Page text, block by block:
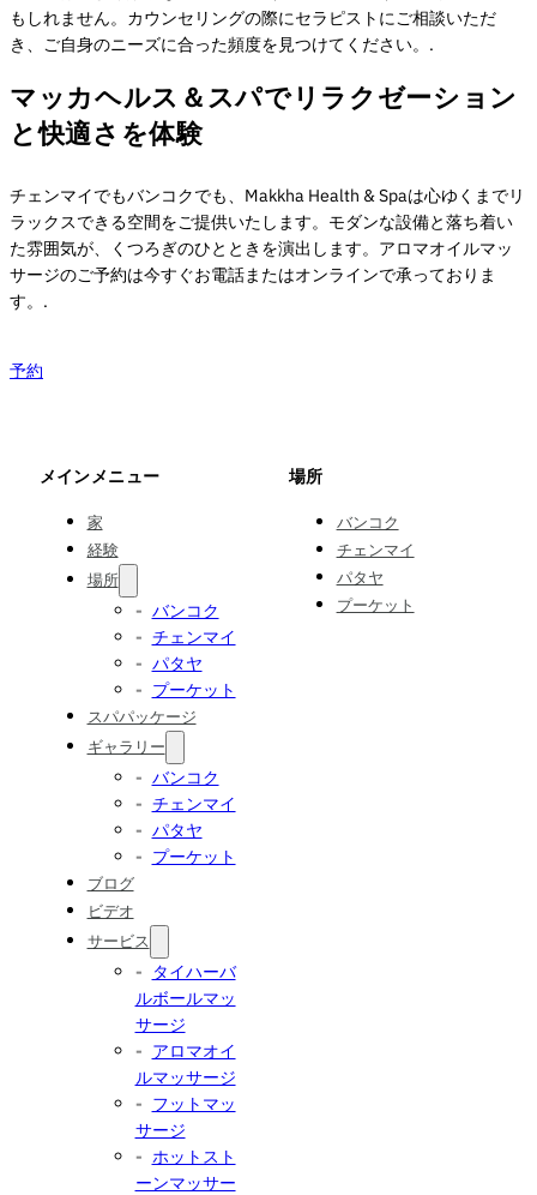
もしれません。カウンセリングの際にセラピストにご相談いただ
き、ご自身のニーズに合った頻度を見つけてください。.
マッカヘルス＆スパでリラクゼーション
と快適さを体験
チェンマイでもバンコクでも、Makkha Health & Spaは心ゆくまでリ
ラックスできる空間をご提供いたします。モダンな設備と落ち着い
た雰囲気が、くつろぎのひとときを演出します。アロマオイルマッ
サージのご予約は今すぐお電話またはオンラインで承っておりま
す。.
予約
メインメニュー
家
経験
場所
バンコク
チェンマイ
パタヤ
プーケット
スパパッケージ
ギャラリー
バンコク
チェンマイ
パタヤ
プーケット
ブログ
ビデオ
サービス
タイハーバ
ルボールマッ
サージ
アロマオイ
ルマッサージ
フットマッ
サージ
ホットスト
ーンマッサー
場所
バンコク
チェンマイ
パタヤ
プーケット